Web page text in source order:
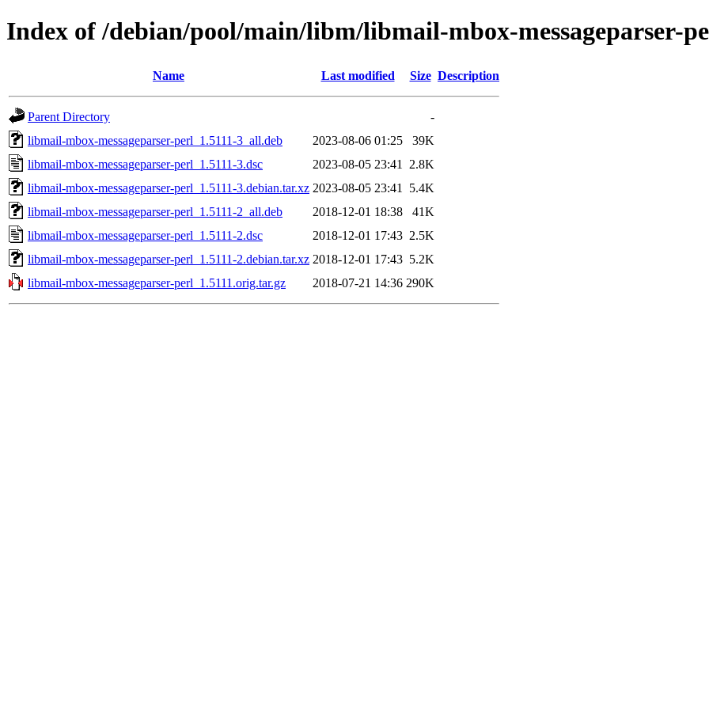
Index of /debian/pool/main/libm/libmail-mbox-messageparser-
Name Last modified Size Description
Parent Directory
-
libmail-mbox-messageparser-perl_1.5111-3_all.deb
2023-08-06 01:25
39K
libmail-mbox-messageparser-perl_1.5111-3.dsc
2023-08-05 23:41
2.8K
libmail-mbox-messageparser-perl_1.5111-3.debian.tar.xz 2023-08-05 23:41
5.4K
libmail-mbox-messageparser-perl_1.5111-2_all.deb
2018-12-01 18:38
41K
libmail-mbox-messageparser-perl_1.5111-2.dsc
2018-12-01 17:43 2.5K
libmail-mbox-messageparser-perl_1.5111-2.debian.tar.xz 2018-12-01 17:43 5.2K
libmail-mbox-messageparser-perl_1.5111.orig.tar.gz
2018-07-21 14:36 290K